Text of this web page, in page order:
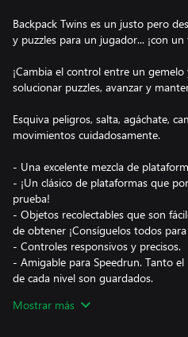
Backpack Twins es un justo pero
y puzzles para un jugador... ¡con
¡Cambia el control entre un
solucionar puzzles, avanzar y
Esquiva peligros, salta, agáchate,
movimientos cuidadosamente.
- Una excelente mezcla de
- ¡Un clásico de plataformas que
prueba!
- Objetos recolectables que son
de obtener ¡Consíguelos todos
- Controles responsivos y precisos.
- Amigable para Speedrun. Tanto
de cada nivel son guardados.
- Incluye esquemas de control para
Mostrar más